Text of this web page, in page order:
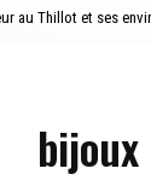
au Thillot et ses